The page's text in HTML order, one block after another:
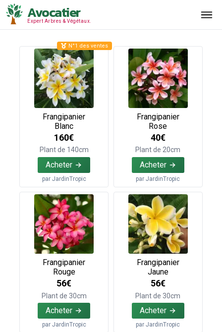
Avocatier
Expert Arbres & Végétaux.
Frangipanier
Blanc
160€
Plant de 140cm
Acheter
par JardinTropic
N°1 des ventes
Frangipanier
Rose
40€
Plant de 20cm
Acheter
parJardinTropic
Frangipanier
Rouge
56€
Plant de 30cm
Acheter
par JardinTropic
Frangipanier
Jaune
56€
Plant de 30cm
Acheter
parJardinTropic